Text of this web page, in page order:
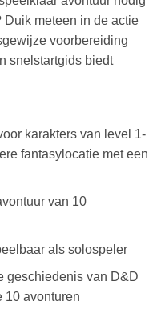
meteen in de actie
voorbereiding
snelstartgids biedt
karakters van level 1-
fantasylocatie met een
van 10
als solospeler
geschiedenis van D&D
10 avonturen